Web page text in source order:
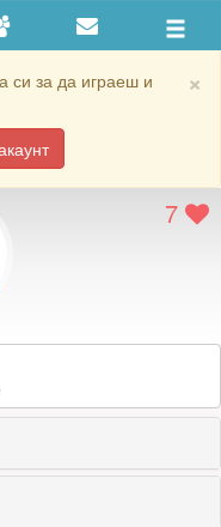
×
си за да играеш и
7